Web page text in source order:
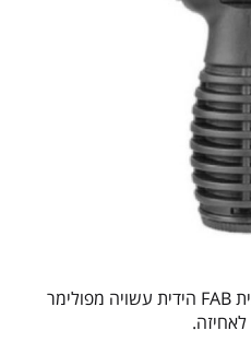
ידית קידמית מתקפלת TFS מבית FAB הידית עשויה מפולימר
לאחיזה.